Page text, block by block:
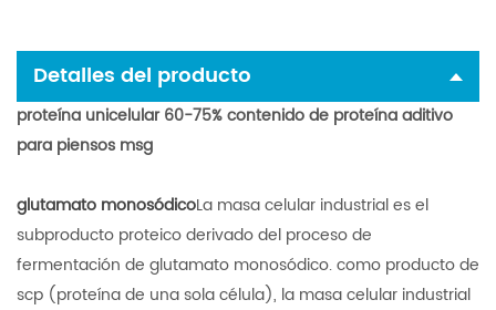
Detalles del producto
proteína unicelular 60-75% contenido de proteína aditivo
para piensos msg
glutamato monosódicoLa masa celular industrial es el
subproducto proteico derivado del proceso de
fermentación de glutamato monosódico. como producto de
scp (proteína de una sola célula), la masa celular industrial